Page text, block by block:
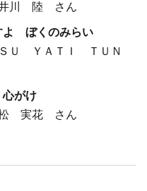
川 陸 さん
ぼくのみらい
ＹＡＴＩ ＴＵＮ
がけ
実花 さん